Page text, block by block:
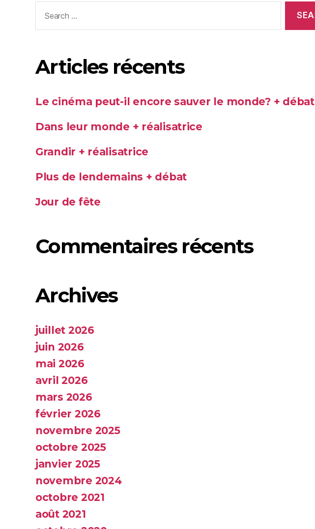
Articles récents
Le cinéma peut-il encore sauver le monde? + débat
Dans leur monde + réalisatrice
Grandir + réalisatrice
Plus de lendemains + débat
Jour de fête
Commentaires récents
Archives
juillet 2026
juin 2026
mai 2026
avril 2026
mars 2026
février 2026
novembre 2025
octobre 2025
janvier 2025
novembre 2024
octobre 2021
août 2021